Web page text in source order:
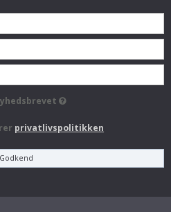
privatlivspolitikken
Godkend